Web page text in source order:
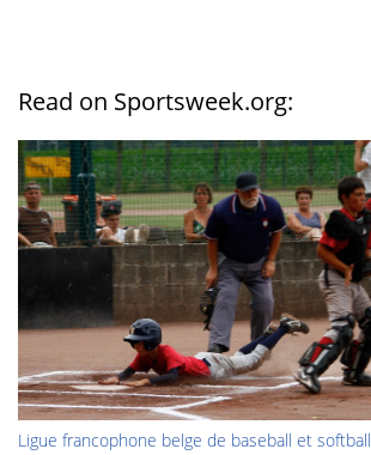
Read on Sportsweek.org:
Ligue francophone belge de baseball et softball